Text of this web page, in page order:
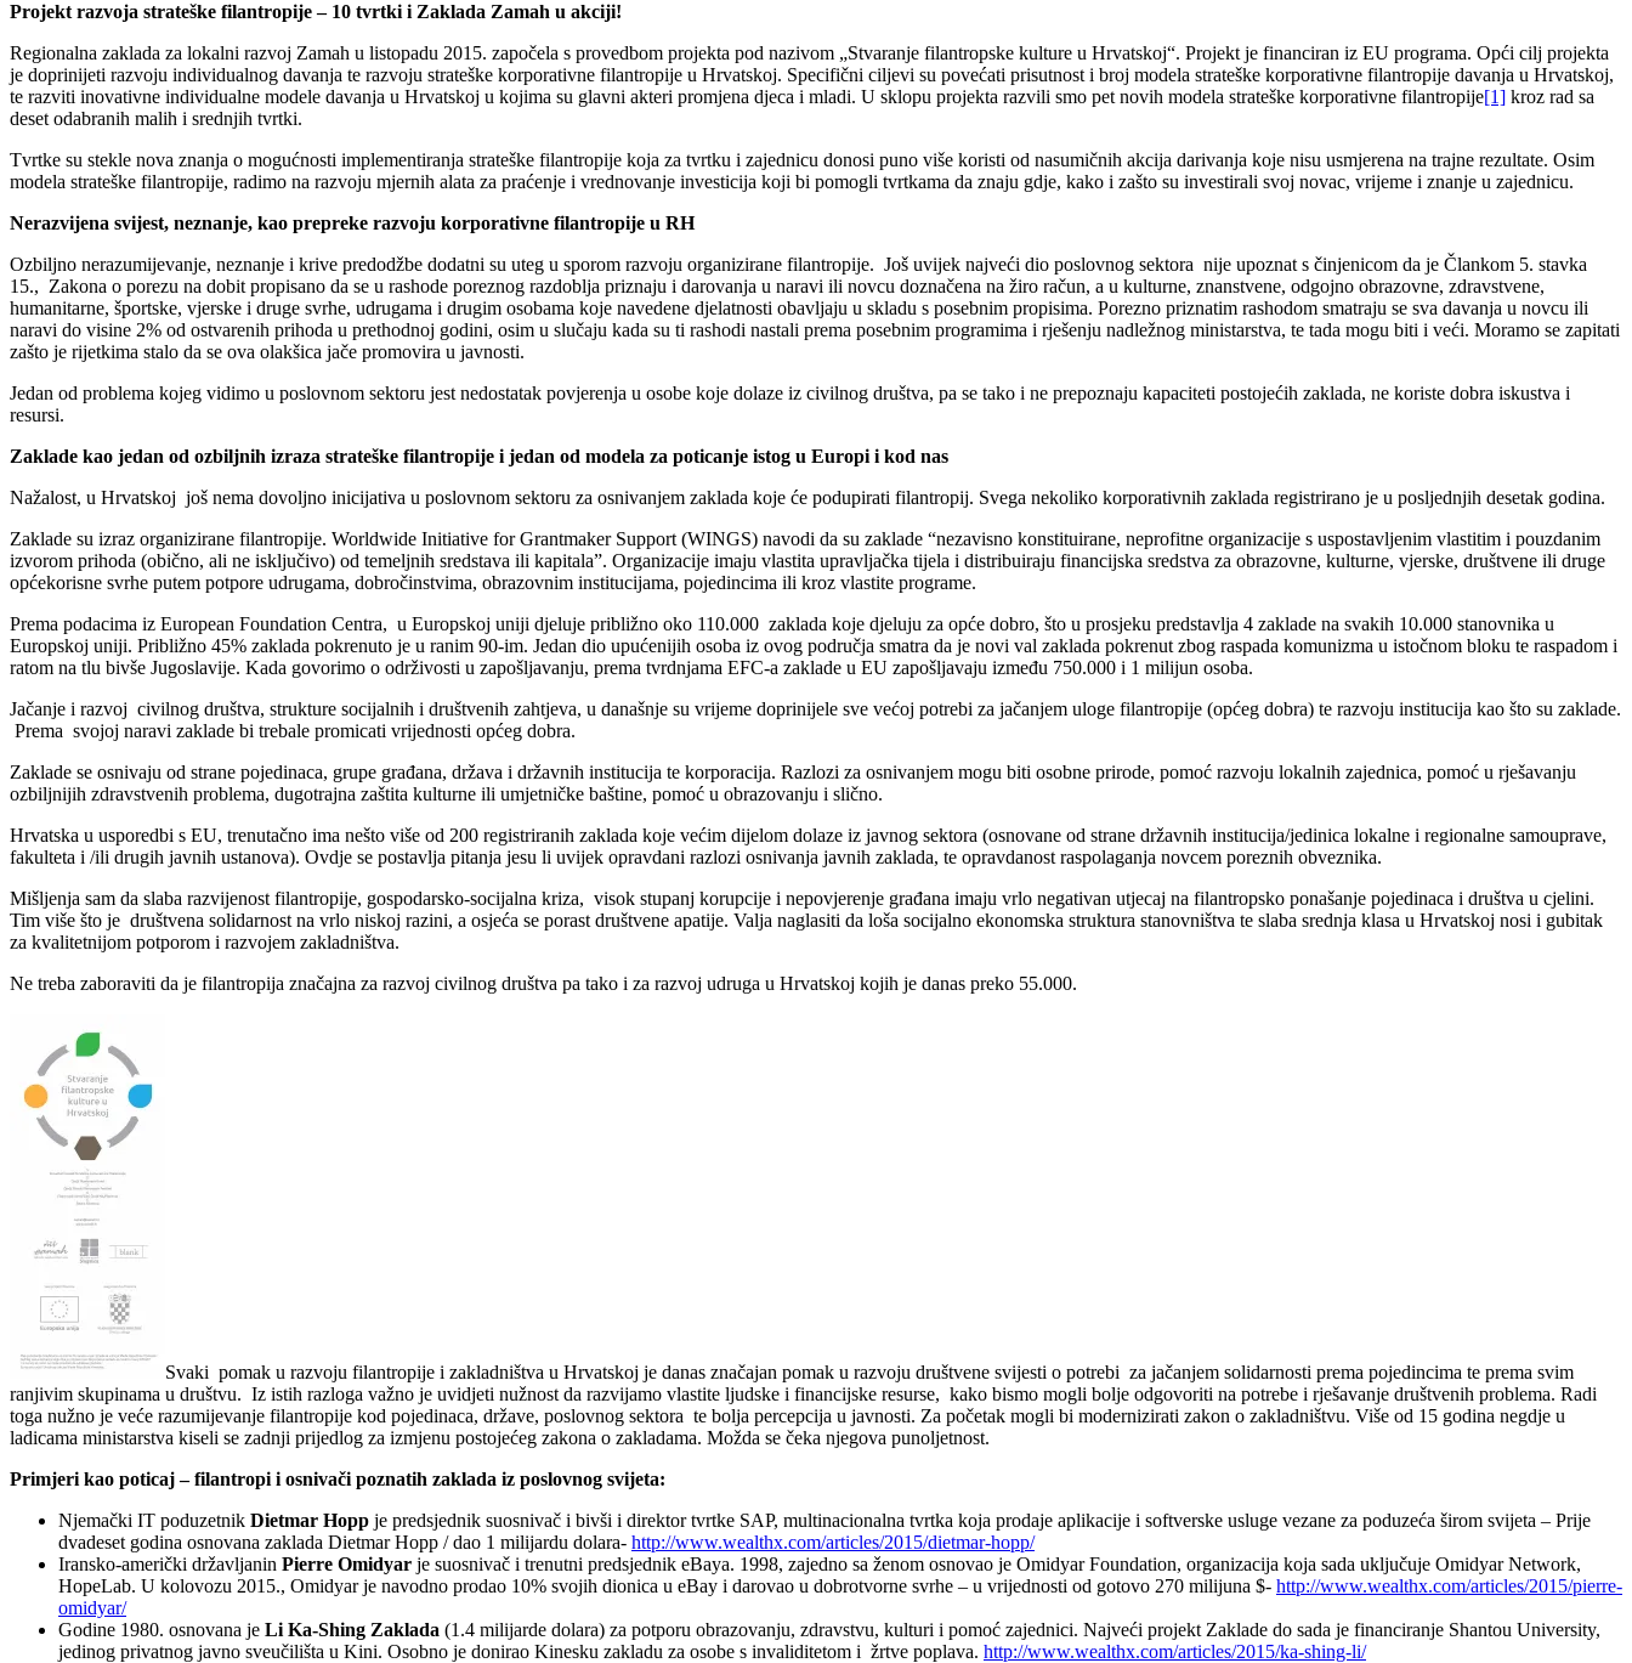
Projekt razvoja strateške filantropije – 10 tvrtki i Zaklada Zamah u akciji!
Regionalna zaklada za lokalni razvoj Zamah u listopadu 2015. započela s provedbom projekta pod nazivom „Stvaranje filantropske kulture u Hrvatskoj“. Projekt je financiran iz EU programa. Opći cilj projekta
je doprinijeti razvoju individualnog davanja te razvoju strateške korporativne filantropije u Hrvatskoj. Specifični ciljevi su povećati prisutnost i broj modela strateške korporativne filantropije davanja u Hrvatskoj,
te razviti inovativne individualne modele davanja u Hrvatskoj u kojima su glavni akteri promjena djeca i mladi. U sklopu projekta razvili smo pet novih modela strateške korporativne filantropije[1] kroz rad sa
deset odabranih malih i srednjih tvrtki.
Tvrtke su stekle nova znanja o mogućnosti implementiranja strateške filantropije koja za tvrtku i zajednicu donosi puno više koristi od nasumičnih akcija darivanja koje nisu usmjerena na trajne rezultate. Osim
modela strateške filantropije, radimo na razvoju mjernih alata za praćenje i vrednovanje investicija koji bi pomogli tvrtkama da znaju gdje, kako i zašto su investirali svoj novac, vrijeme i znanje u zajednicu.
Nerazvijena svijest, neznanje, kao prepreke razvoju korporativne filantropije u RH
Ozbiljno nerazumijevanje, neznanje i krive predodžbe dodatni su uteg u sporom razvoju organizirane filantropije. Još uvijek najveći dio poslovnog sektora nije upoznat s činjenicom da je Člankom 5. stavka
15., Zakona o porezu na dobit propisano da se u rashode poreznog razdoblja priznaju i darovanja u naravi ili novcu doznačena na žiro račun, a u kulturne, znanstvene, odgojno obrazovne, zdravstvene,
humanitarne, športske, vjerske i druge svrhe, udrugama i drugim osobama koje navedene djelatnosti obavljaju u skladu s posebnim propisima. Porezno priznatim rashodom smatraju se sva davanja u novcu ili
naravi do visine 2% od ostvarenih prihoda u prethodnoj godini, osim u slučaju kada su ti rashodi nastali prema posebnim programima i rješenju nadležnog ministarstva, te tada mogu biti i veći. Moramo se zapitati
zašto je rijetkima stalo da se ova olakšica jače promovira u javnosti.
Jedan od problema kojeg vidimo u poslovnom sektoru jest nedostatak povjerenja u osobe koje dolaze iz civilnog društva, pa se tako i ne prepoznaju kapaciteti postojećih zaklada, ne koriste dobra iskustva i
resursi.
Zaklade kao jedan od ozbiljnih izraza strateške filantropije i jedan od modela za poticanje istog u Europi i kod nas
Nažalost, u Hrvatskoj još nema dovoljno inicijativa u poslovnom sektoru za osnivanjem zaklada koje će podupirati filantropij. Svega nekoliko korporativnih zaklada registrirano je u posljednjih desetak godina.
Zaklade su izraz organizirane filantropije. Worldwide Initiative for Grantmaker Support (WINGS) navodi da su zaklade “nezavisno konstituirane, neprofitne organizacije s uspostavljenim vlastitim i pouzdanim
izvorom prihoda (obično, ali ne isključivo) od temeljnih sredstava ili kapitala”. Organizacije imaju vlastita upravljačka tijela i distribuiraju financijska sredstva za obrazovne, kulturne, vjerske, društvene ili druge
općekorisne svrhe putem potpore udrugama, dobročinstvima, obrazovnim institucijama, pojedincima ili kroz vlastite programe.
Prema podacima iz European Foundation Centra, u Europskoj uniji djeluje približno oko 110.000 zaklada koje djeluju za opće dobro, što u prosjeku predstavlja 4 zaklade na svakih 10.000 stanovnika u
Europskoj uniji. Približno 45% zaklada pokrenuto je u ranim 90-im. Jedan dio upućenijih osoba iz ovog područja smatra da je novi val zaklada pokrenut zbog raspada komunizma u istočnom bloku te raspadom i
ratom na tlu bivše Jugoslavije. Kada govorimo o održivosti u zapošljavanju, prema tvrdnjama EFC-a zaklade u EU zapošljavaju između 750.000 i 1 milijun osoba.
Jačanje i razvoj civilnog društva, strukture socijalnih i društvenih zahtjeva, u današnje su vrijeme doprinijele sve većoj potrebi za jačanjem uloge filantropije (općeg dobra) te razvoju institucija kao što su zaklade.
Prema svojoj naravi zaklade bi trebale promicati vrijednosti općeg dobra.
Zaklade se osnivaju od strane pojedinaca, grupe građana, država i državnih institucija te korporacija. Razlozi za osnivanjem mogu biti osobne prirode, pomoć razvoju lokalnih zajednica, pomoć u rješavanju
ozbiljnijih zdravstvenih problema, dugotrajna zaštita kulturne ili umjetničke baštine, pomoć u obrazovanju i slično.
Hrvatska u usporedbi s EU, trenutačno ima nešto više od 200 registriranih zaklada koje većim dijelom dolaze iz javnog sektora (osnovane od strane državnih institucija/jedinica lokalne i regionalne samouprave,
fakulteta i /ili drugih javnih ustanova). Ovdje se postavlja pitanja jesu li uvijek opravdani razlozi osnivanja javnih zaklada, te opravdanost raspolaganja novcem poreznih obveznika.
Mišljenja sam da slaba razvijenost filantropije, gospodarsko-socijalna kriza, visok stupanj korupcije i nepovjerenje građana imaju vrlo negativan utjecaj na filantropsko ponašanje pojedinaca i društva u cjelini.
Tim više što je društvena solidarnost na vrlo niskoj razini, a osjeća se porast društvene apatije. Valja naglasiti da loša socijalno ekonomska struktura stanovništva te slaba srednja klasa u Hrvatskoj nosi i gubitak
za kvalitetnijom potporom i razvojem zakladništva.
Ne treba zaboraviti da je filantropija značajna za razvoj civilnog društva pa tako i za razvoj udruga u Hrvatskoj kojih je danas preko 55.000.
Svaki pomak u razvoju filantropije i zakladništva u Hrvatskoj je danas značajan pomak u razvoju društvene svijesti o potrebi za jačanjem solidarnosti prema pojedincima te prema svim
ranjivim skupinama u društvu. Iz istih razloga važno je uvidjeti nužnost da razvijamo vlastite ljudske i financijske resurse, kako bismo mogli bolje odgovoriti na potrebe i rješavanje društvenih problema. Radi
toga nužno je veće razumijevanje filantropije kod pojedinaca, države, poslovnog sektora te bolja percepcija u javnosti. Za početak mogli bi modernizirati zakon o zakladništvu. Više od 15 godina negdje u
ladicama ministarstva kiseli se zadnji prijedlog za izmjenu postojećeg zakona o zakladama. Možda se čeka njegova punoljetnost.
Primjeri kao poticaj – filantropi i osnivači poznatih zaklada iz poslovnog svijeta:
Njemački IT poduzetnik Dietmar Hopp je predsjednik suosnivač i bivši i direktor tvrtke SAP, multinacionalna tvrtka koja prodaje aplikacije i softverske usluge vezane za poduzeća širom svijeta – Prije
dvadeset godina osnovana zaklada Dietmar Hopp / dao 1 milijardu dolara- http://www.wealthx.com/articles/2015/dietmar-hopp/
Iransko-američki državljanin Pierre Omidyar je suosnivač i trenutni predsjednik eBaya. 1998, zajedno sa ženom osnovao je Omidyar Foundation, organizacija koja sada uključuje Omidyar Network,
HopeLab. U kolovozu 2015., Omidyar je navodno prodao 10% svojih dionica u eBay i darovao u dobrotvorne svrhe – u vrijednosti od gotovo 270 milijuna $- http://www.wealthx.com/articles/2015/pierre-
omidyar/
Godine 1980. osnovana je Li Ka-Shing Zaklada (1.4 milijarde dolara) za potporu obrazovanju, zdravstvu, kulturi i pomoć zajednici. Najveći projekt Zaklade do sada je financiranje Shantou University,
jedinog privatnog javno sveučilišta u Kini. Osobno je donirao Kinesku zakladu za osobe s invaliditetom i žrtve poplava. http://www.wealthx.com/articles/2015/ka-shing-li/